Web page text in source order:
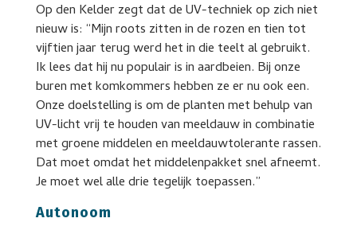
Op den Kelder zegt dat de UV-techniek op zich niet
nieuw is: “Mijn roots zitten in de rozen en tien tot
vijftien jaar terug werd het in die teelt al gebruikt.
Ik lees dat hij nu populair is in aardbeien. Bij onze
buren met komkommers hebben ze er nu ook een.
Onze doelstelling is om de planten met behulp van
UV-licht vrij te houden van meeldauw in combinatie
met groene middelen en meeldauwtolerante rassen.
Dat moet omdat het middelenpakket snel afneemt.
Je moet wel alle drie tegelijk toepassen.”
Autonoom